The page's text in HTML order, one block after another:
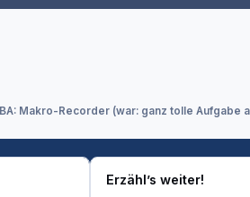
Makro-Recorder (war: ganz tolle Aufgabe
Erzähl’s weiter!